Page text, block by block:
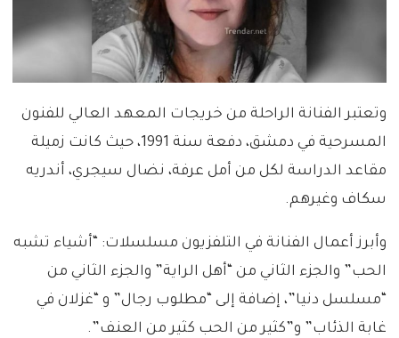
وتعتبر الفنانة الراحلة من خريجات المعهد العالي للفنون
المسرحية في دمشق، دفعة سنة 1991، حيث كانت زميلة
مقاعد الدراسة لكل من أمل عرفة، نضال سيجري، أندريه
سكاف وغيرهم.
وأبرز أعمال الفنانة في التلفزيون مسلسلات: “أشياء تشبه
الحب” والجزء الثاني من “أهل الراية” والجزء الثاني من
“مسلسل دنيا”، إضافة إلى “مطلوب رجال” و “غزلان في
غابة الذئاب” و”كثير من الحب كثير من العنف”.